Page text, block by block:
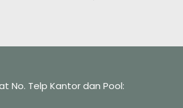
No. Telp Kantor dan Pool: